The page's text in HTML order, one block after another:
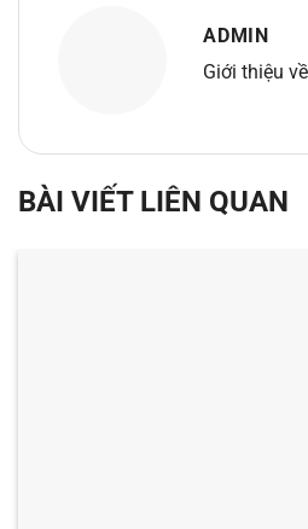
ADMIN
Giới thiệu
BÀI VIẾT LIÊN QUAN